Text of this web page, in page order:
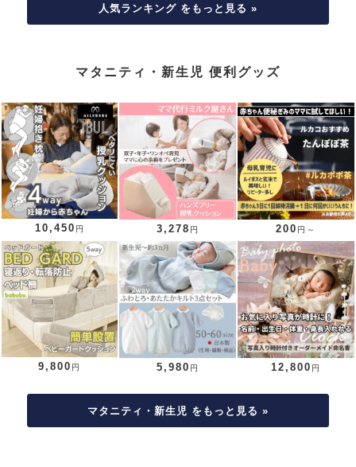
人気ランキング をもっと見る »
マタニティ・新生児 便利グッズ
10,450 円 3,278 円 200 円～
9,800 円 5,980 円 12,800 円
マタニティ・新生児 をもっと見る »